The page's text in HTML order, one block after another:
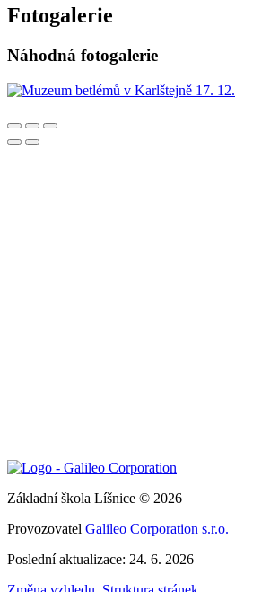
Fotogalerie
Náhodná fotogalerie
Základní škola Líšnice © 2026
Provozovatel Galileo Corporation s.r.o.
Poslední aktualizace: 24. 6. 2026